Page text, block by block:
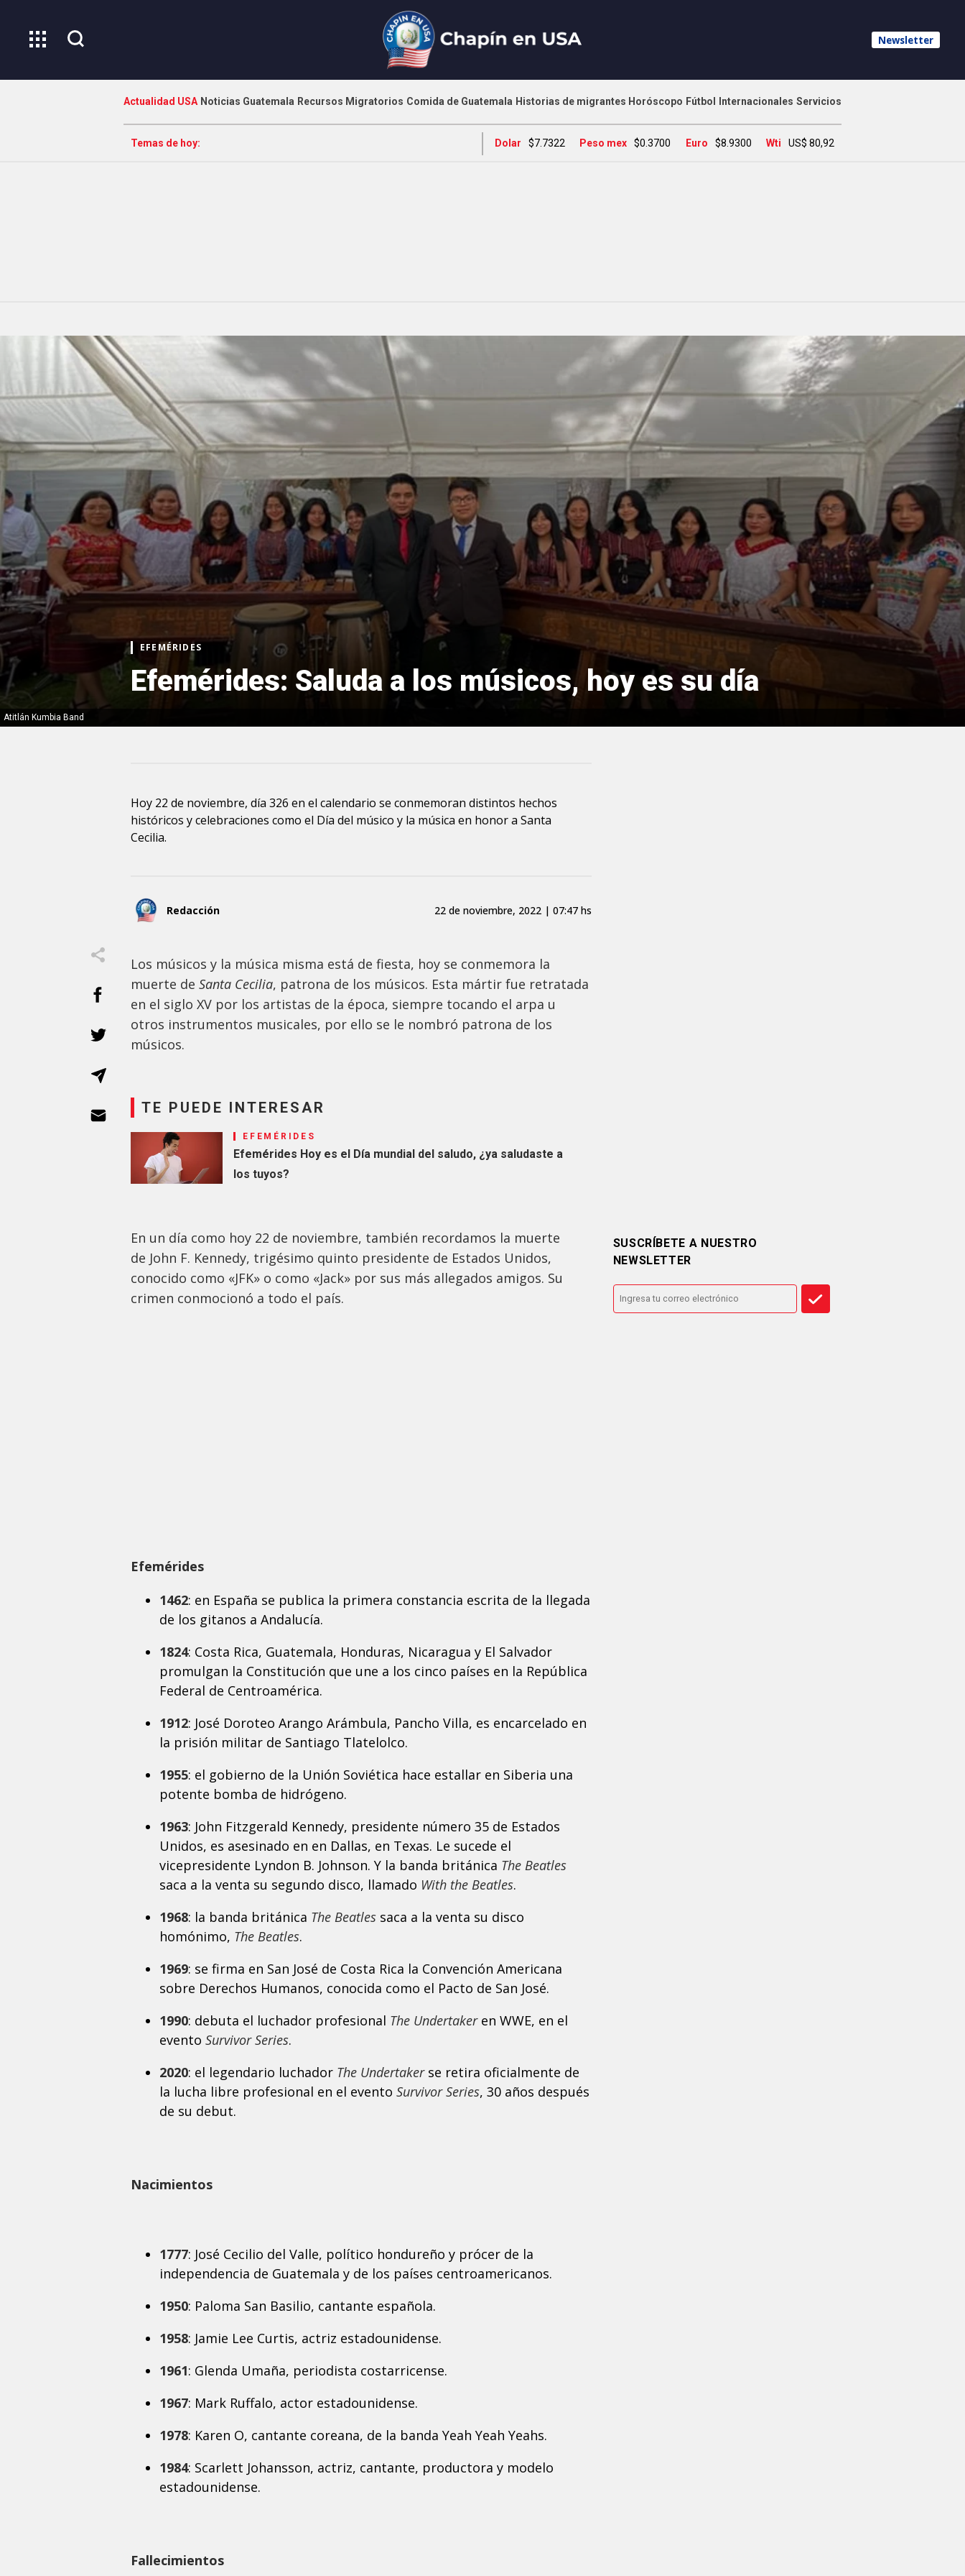
Newsletter
Actualidad USA Noticias Guatemala Recursos Migratorios Comida de Guatemala Historias de migrantes Horóscopo Fútbol Internacionales Servicios
Temas de hoy: Dolar $7.7322 Peso mex $0.3700 Euro $8.9300 Wti US$ 80,92
Atitlán Kumbia Band
EFEMÉRIDES
Efemérides: Saluda a los músicos, hoy es su día
Hoy 22 de noviembre, día 326 en el calendario se conmemoran distintos hechos
históricos y celebraciones como el Día del músico y la música en honor a Santa
Cecilia.
Redacción 22 de noviembre, 2022 | 07:47 hs
Los músicos y la música misma está de fiesta, hoy se conmemora la
muerte de Santa Cecilia, patrona de los músicos. Esta mártir fue retratada
en el siglo XV por los artistas de la época, siempre tocando el arpa u
otros instrumentos musicales, por ello se le nombró patrona de los
músicos.
TE PUEDE INTERESAR
EFEMÉRIDES
Efemérides Hoy es el Día mundial del saludo, ¿ya saludaste a
los tuyos?
En un día como hoy 22 de noviembre, también recordamos la muerte
de John F. Kennedy, trigésimo quinto presidente de Estados Unidos,
conocido como «JFK» o como «Jack» por sus más allegados amigos. Su
crimen conmocionó a todo el país.
Efemérides
1462: en España se publica la primera constancia escrita de la llegada
de los gitanos a Andalucía.
1824: Costa Rica, Guatemala, Honduras, Nicaragua y El Salvador
promulgan la Constitución que une a los cinco países en la República
Federal de Centroamérica.
1912: José Doroteo Arango Arámbula, Pancho Villa, es encarcelado en
la prisión militar de Santiago Tlatelolco.
1955: el gobierno de la Unión Soviética hace estallar en Siberia una
potente bomba de hidrógeno.
1963: John Fitzgerald Kennedy, presidente número 35 de Estados
Unidos, es asesinado en en Dallas, en Texas. Le sucede el
vicepresidente Lyndon B. Johnson. Y la banda británica The Beatles
saca a la venta su segundo disco, llamado With the Beatles.
1968: la banda británica The Beatles saca a la venta su disco
homónimo, The Beatles.
1969: se firma en San José de Costa Rica la Convención Americana
sobre Derechos Humanos, conocida como el Pacto de San José.
1990: debuta el luchador profesional The Undertakeren WWE, en el
evento Survivor Series.
2020: el legendario luchador The Undertakerse retira oficialmente de
la lucha libre profesional en el evento Survivor Series, 30 años después
de su debut.
Nacimientos
1777: José Cecilio del Valle, político hondureño y prócer de la
independencia de Guatemala y de los países centroamericanos.
1950: Paloma San Basilio, cantante española.
1958: Jamie Lee Curtis, actriz estadounidense.
1961: Glenda Umaña, periodista costarricense.
1967: Mark Ruffalo, actor estadounidense.
1978: Karen O, cantante coreana, de la banda Yeah Yeah Yeahs.
1984: Scarlett Johansson, actriz, cantante, productora y modelo
estadounidense.
Fallecimientos
SUSCRÍBETE A NUESTRO
NEWSLETTER